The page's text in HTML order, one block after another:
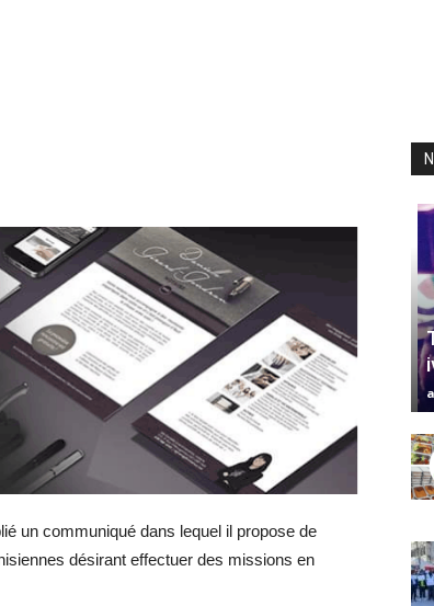
un communiqué dans lequel il propose de
désirant effectuer des missions en